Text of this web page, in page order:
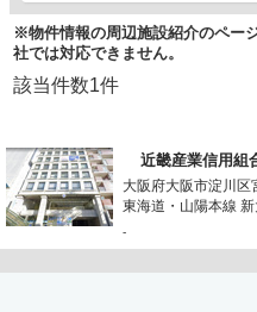
※物件情報の周辺施設紹介のペー
社では対応できません。
該当件数1件
近畿産業信用組
大阪府大阪市淀川区
東海道・山陽本線
-